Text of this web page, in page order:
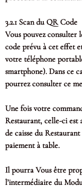
3.2.1 Scan du QR Code
Vous pouvez consulter
code prévu à cet effet
votre téléphone portable
smartphone). Dans ce
pourrez consulter ce
Une fois votre
Restaurant, celle-ci est
de caisse du
paiement à table.
Il pourra Vous être
l’intermédiaire du